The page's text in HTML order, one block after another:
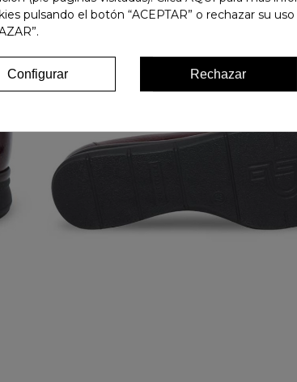
pulsando el botón “ACEPTAR” o rechazar su
Configurar Rechazar